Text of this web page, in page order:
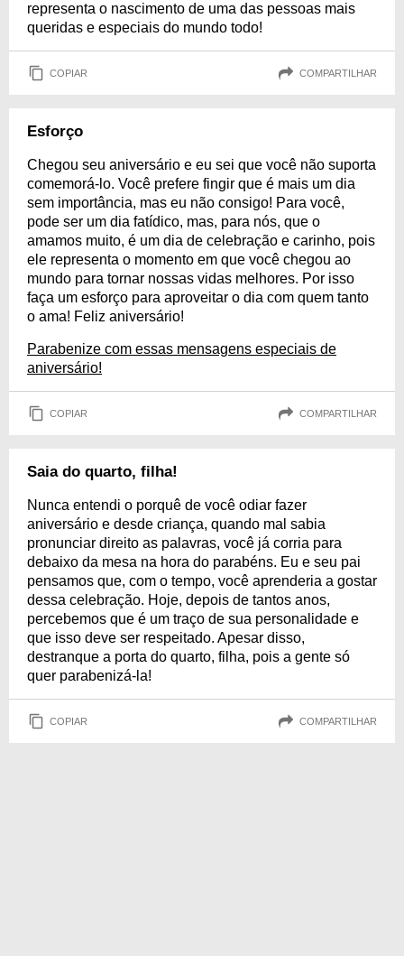
representa o nascimento de uma das pessoas mais
queridas e especiais do mundo todo!
COPIAR COMPARTILHAR
Esforço
Chegou seu aniversário e eu sei que você não suporta
comemorá-lo. Você prefere fingir que é mais um dia
sem importância, mas eu não consigo! Para você,
pode ser um dia fatídico, mas, para nós, que o
amamos muito, é um dia de celebração e carinho, pois
ele representa o momento em que você chegou ao
mundo para tornar nossas vidas melhores. Por isso
faça um esforço para aproveitar o dia com quem tanto
o ama! Feliz aniversário!
Parabenize com essas mensagens especiais de
aniversário!
COPIAR COMPARTILHAR
Saia do quarto, filha!
Nunca entendi o porquê de você odiar fazer
aniversário e desde criança, quando mal sabia
pronunciar direito as palavras, você já corria para
debaixo da mesa na hora do parabéns. Eu e seu pai
pensamos que, com o tempo, você aprenderia a gostar
dessa celebração. Hoje, depois de tantos anos,
percebemos que é um traço de sua personalidade e
que isso deve ser respeitado. Apesar disso,
destranque a porta do quarto, filha, pois a gente só
quer parabenizá-la!
COPIAR COMPARTILHAR